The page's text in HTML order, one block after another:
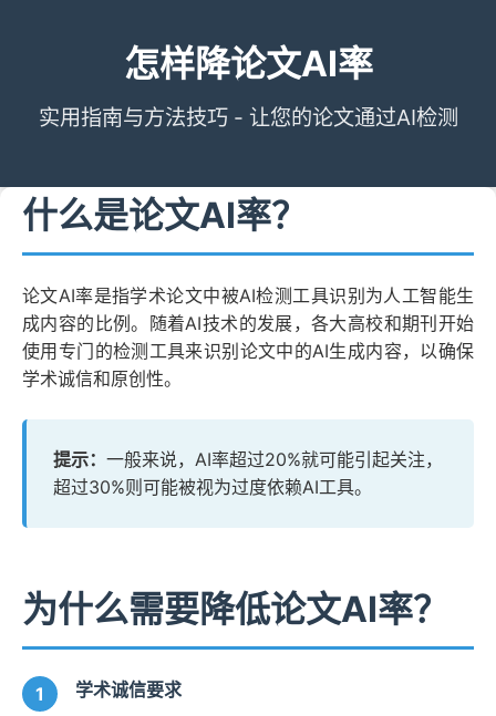
怎样降论文AI率
实用指南与方法技巧 - 让您的论文通过AI检测
什么是论文AI率？
论文AI率是指学术论文中被AI检测工具识别为人工智能生
成内容的比例。随着AI技术的发展，各大高校和期刊开始
使用专门的检测工具来识别论文中的AI生成内容，以确保
学术诚信和原创性。
提示： 一般来说，AI率超过20%就可能引起关注，
超过30%则可能被视为过度依赖AI工具。
为什么需要降低论文AI率？
学术诚信要求